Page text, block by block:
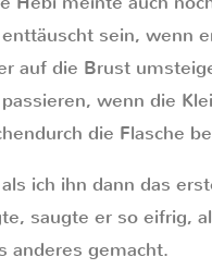
sein, wenn
auf die Brust
wenn die
die Flasche
ich ihn dann das
saugte er so eifrig,
anderes gemacht.